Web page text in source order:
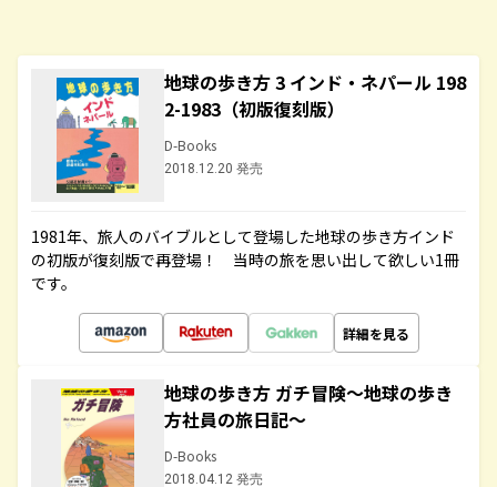
地球の歩き方 3 インド・ネパール 198
2-1983（初版復刻版）
D-Books
2018.12.20 発売
1981年、旅人のバイブルとして登場した地球の歩き方インド
の初版が復刻版で再登場！ 当時の旅を思い出して欲しい1冊
です。
詳細を見る
地球の歩き方 ガチ冒険～地球の歩き
方社員の旅日記～
D-Books
2018.04.12 発売